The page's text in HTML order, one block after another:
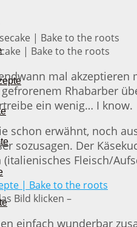
| Bake to the roots
mal
Rhabarber
ein wenig… I know.
schon erwähnt, noch
sozusagen. Der
Fleisch/
Bild klicken –
einfach wunderbar